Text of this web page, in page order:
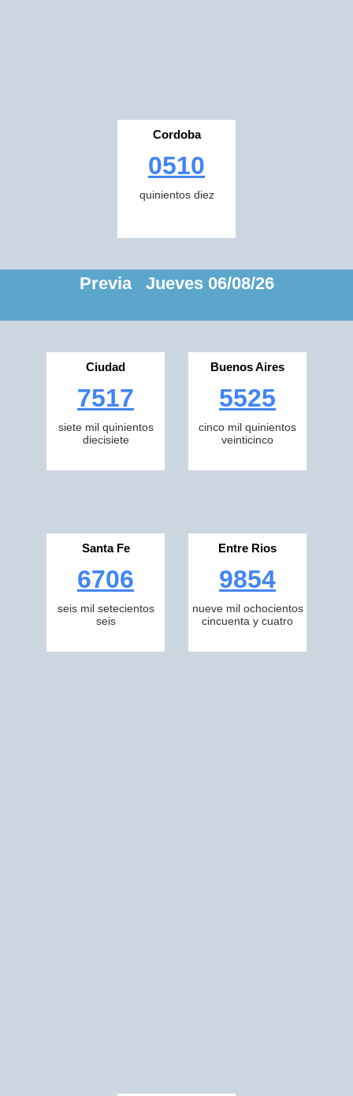
Cordoba
0510
quinientos diez
Previa Jueves 06/08/26
Ciudad
7517
siete mil quinientos
diecisiete
Buenos Aires
5525
cinco mil quinientos
veinticinco
Santa Fe
6706
seis mil setecientos
seis
Entre Rios
9854
nueve mil ochocientos
cincuenta y cuatro